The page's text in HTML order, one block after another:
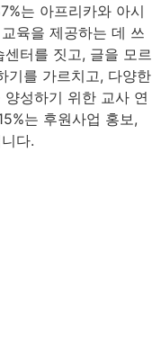
는 아프리카와 아시
육을 제공하는 데 쓰
터를 짓고, 글을 모르
기를 가르치고, 다양한
성하기 위한 교사 연
는 후원사업 홍보,
다.